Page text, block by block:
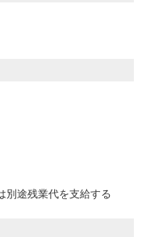
別途残業代を支給する